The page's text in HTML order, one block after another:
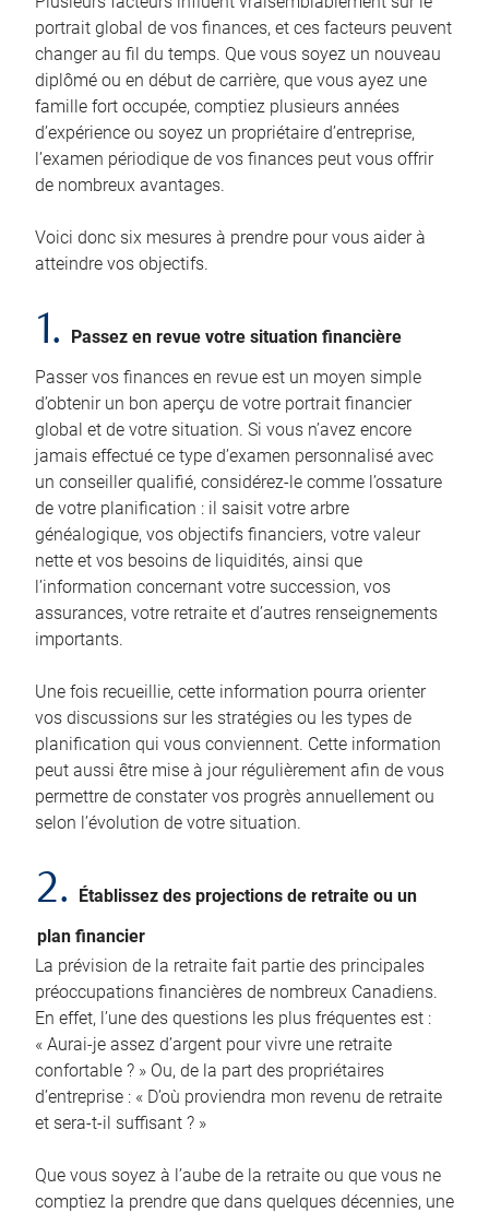
portrait global de vos finances, et ces facteurs peuvent
changer au fil du temps. Que vous soyez un nouveau
diplômé ou en début de carrière, que vous ayez une
famille fort occupée, comptiez plusieurs années
d’expérience ou soyez un propriétaire d’entreprise,
l’examen périodique de vos finances peut vous offrir
de nombreux avantages.
Voici donc six mesures à prendre pour vous aider à
atteindre vos objectifs.
1.
Passez en revue votre situation financière
Passer vos finances en revue est un moyen simple
d’obtenir un bon aperçu de votre portrait financier
global et de votre situation. Si vous n’avez encore
jamais effectué ce type d’examen personnalisé avec
un conseiller qualifié, considérez-le comme l’ossature
de votre planification : il saisit votre arbre
généalogique, vos objectifs financiers, votre valeur
nette et vos besoins de liquidités, ainsi que
l’information concernant votre succession, vos
assurances, votre retraite et d’autres renseignements
importants.
Une fois recueillie, cette information pourra orienter
vos discussions sur les stratégies ou les types de
planification qui vous conviennent. Cette information
peut aussi être mise à jour régulièrement afin de vous
permettre de constater vos progrès annuellement ou
selon l’évolution de votre situation.
2.
Établissez des projections de retraite ou un
plan financier
La prévision de la retraite fait partie des principales
préoccupations financières de nombreux Canadiens.
En effet, l’une des questions les plus fréquentes est :
« Aurai-je assez d’argent pour vivre une retraite
confortable ? » Ou, de la part des propriétaires
d’entreprise : « D’où proviendra mon revenu de retraite
et sera-t-il suffisant ? »
Que vous soyez à l’aube de la retraite ou que vous ne
comptiez la prendre que dans quelques décennies, une